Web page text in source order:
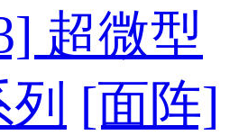
超微型
[面阵]